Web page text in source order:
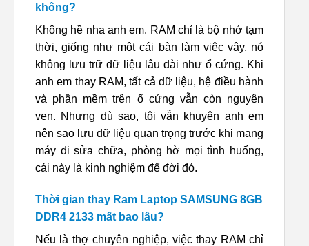
không?
Không hề nha anh em. RAM chỉ là bộ nhớ tạm
thời, giống như một cái bàn làm việc vậy, nó
không lưu trữ dữ liệu lâu dài như ổ cứng. Khi
anh em thay RAM, tất cả dữ liệu, hệ điều hành
và phần mềm trên ổ cứng vẫn còn nguyên
vẹn. Nhưng dù sao, tôi vẫn khuyên anh em
nên sao lưu dữ liệu quan trọng trước khi mang
máy đi sửa chữa, phòng hờ mọi tình huống,
cái này là kinh nghiệm để đời đó.
Thời gian thay Ram Laptop SAMSUNG 8GB
DDR4 2133 mất bao lâu?
Nếu là thợ chuyên nghiệp, việc thay RAM chỉ